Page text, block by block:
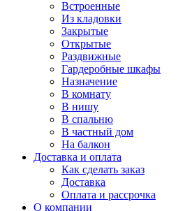
Встроенные
Из кладовки
Закрытые
Открытые
Раздвижные
Гардеробные шкафы
Назначение
В комнату
В нишу
В спальню
В частный дом
На балкон
Доставка и оплата
Как сделать заказ
Доставка
Оплата и рассрочка
О компании